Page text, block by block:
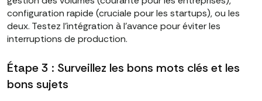
configuration rapide (cruciale pour les startups), ou les
deux. Testez l'intégration à l'avance pour éviter les
interruptions de production.
Étape 3 : Surveillez les bons mots clés et les
bons sujets